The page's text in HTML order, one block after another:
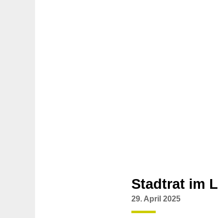
Stadtrat im
29. April 2025